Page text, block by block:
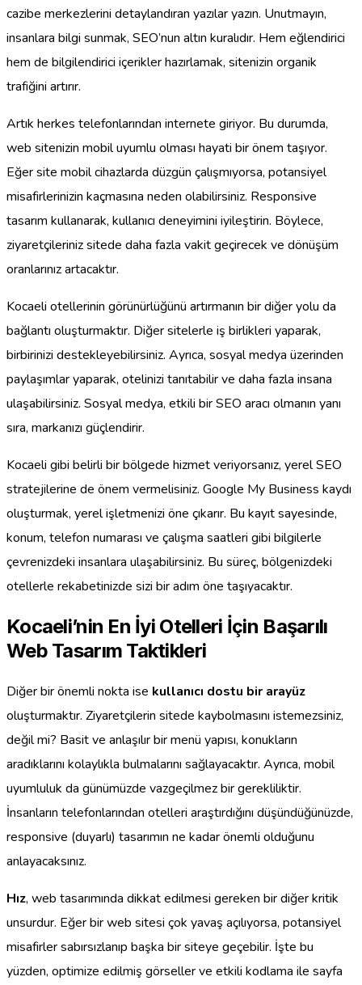
cazibe merkezlerini detaylandıran yazılar yazın. Unutmayın,
insanlara bilgi sunmak, SEO’nun altın kuralıdır. Hem eğlendirici
hem de bilgilendirici içerikler hazırlamak, sitenizin organik
trafiğini artırır.
Artık herkes telefonlarından internete giriyor. Bu durumda,
web sitenizin mobil uyumlu olması hayati bir önem taşıyor.
Eğer site mobil cihazlarda düzgün çalışmıyorsa, potansiyel
misafirlerinizin kaçmasına neden olabilirsiniz. Responsive
tasarım kullanarak, kullanıcı deneyimini iyileştirin. Böylece,
ziyaretçileriniz sitede daha fazla vakit geçirecek ve dönüşüm
oranlarınız artacaktır.
Kocaeli otellerinin görünürlüğünü artırmanın bir diğer yolu da
bağlantı oluşturmaktır. Diğer sitelerle iş birlikleri yaparak,
birbirinizi destekleyebilirsiniz. Ayrıca, sosyal medya üzerinden
paylaşımlar yaparak, otelinizi tanıtabilir ve daha fazla insana
ulaşabilirsiniz. Sosyal medya, etkili bir SEO aracı olmanın yanı
sıra, markanızı güçlendirir.
Kocaeli gibi belirli bir bölgede hizmet veriyorsanız, yerel SEO
stratejilerine de önem vermelisiniz. Google My Business kaydı
oluşturmak, yerel işletmenizi öne çıkarır. Bu kayıt sayesinde,
konum, telefon numarası ve çalışma saatleri gibi bilgilerle
çevrenizdeki insanlara ulaşabilirsiniz. Bu süreç, bölgenizdeki
otellerle rekabetinizde sizi bir adım öne taşıyacaktır.
Kocaeli’nin En İyi Otelleri İçin Başarılı
Web Tasarım Taktikleri
Diğer bir önemli nokta ise kullanıcı dostu bir arayüz
oluşturmaktır. Ziyaretçilerin sitede kaybolmasını istemezsiniz,
değil mi? Basit ve anlaşılır bir menü yapısı, konukların
aradıklarını kolaylıkla bulmalarını sağlayacaktır. Ayrıca, mobil
uyumluluk da günümüzde vazgeçilmez bir gerekliliktir.
İnsanların telefonlarından otelleri araştırdığını düşündüğünüzde,
responsive (duyarlı) tasarımın ne kadar önemli olduğunu
anlayacaksınız.
Hız, web tasarımında dikkat edilmesi gereken bir diğer kritik
unsurdur. Eğer bir web sitesi çok yavaş açılıyorsa, potansiyel
misafirler sabırsızlanıp başka bir siteye geçebilir. İşte bu
yüzden, optimize edilmiş görseller ve etkili kodlama ile sayfa